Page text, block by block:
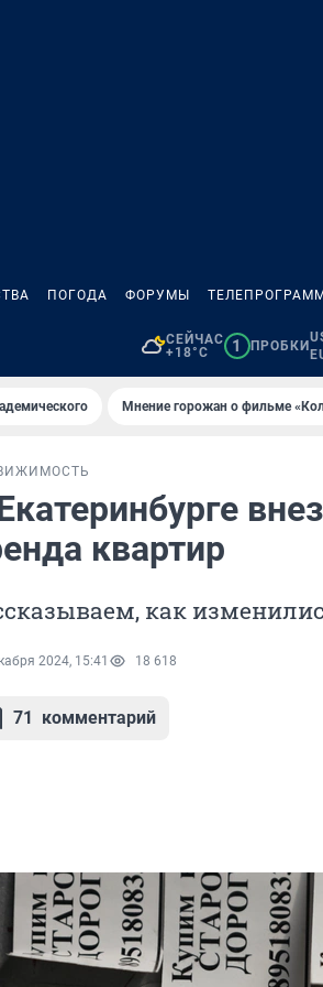
ПОГОДА ФОРУМЫ
СЕЙЧАС
+18°C
1 ПРОБКИ
Мнение горожан о фильме
квартир
как
2024, 15:41 18 618
71 комментарий